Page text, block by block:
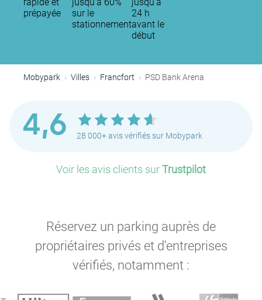
prépayée
sur le
stationnement
24 h
avant le
début
Mobypark Villes Francfort PSD Bank Arena
4,6 28 000+ avis vérifiés sur Mobypark
Voir les avis clients surTrustpilot
Réservez un parking auprès de
propriétaires privés et d'entreprises
vérifiés, notamment :